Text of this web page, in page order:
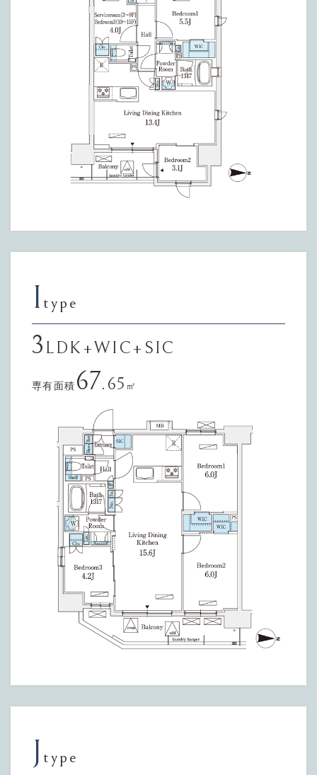
I type
3 LDK+WIC+SIC
専有面積 67.65 ㎡
J type